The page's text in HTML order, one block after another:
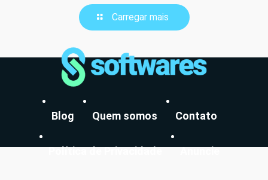
Carregar mais
Blog Quem somos Contato
Política de Privacidade Anuncie